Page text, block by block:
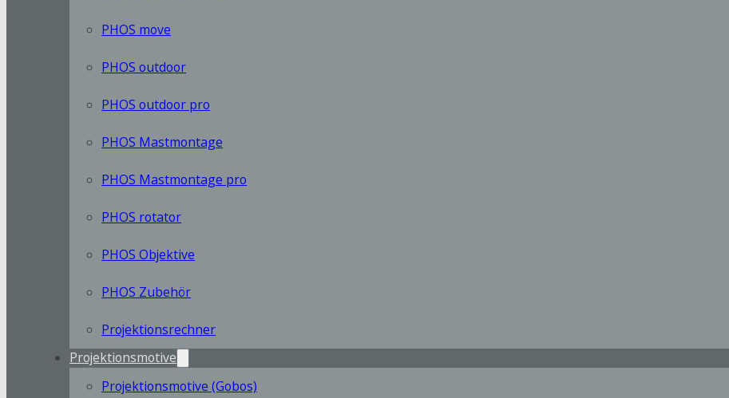
PHOS move
PHOS outdoor
PHOS outdoor pro
PHOS Mastmontage
PHOS Mastmontage pro
PHOS rotator
PHOS Objektive
PHOS Zubehör
Projektionsrechner
Projektionsmotive
Projektionsmotive (Gobos)